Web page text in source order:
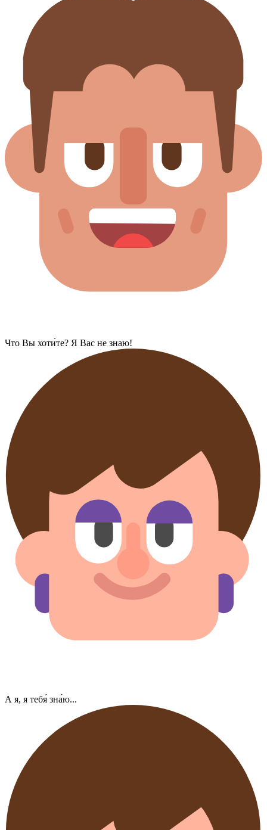
Что Вы хоти́те? Я Вас не знаю!
А я, я тебя́ зна́ю...